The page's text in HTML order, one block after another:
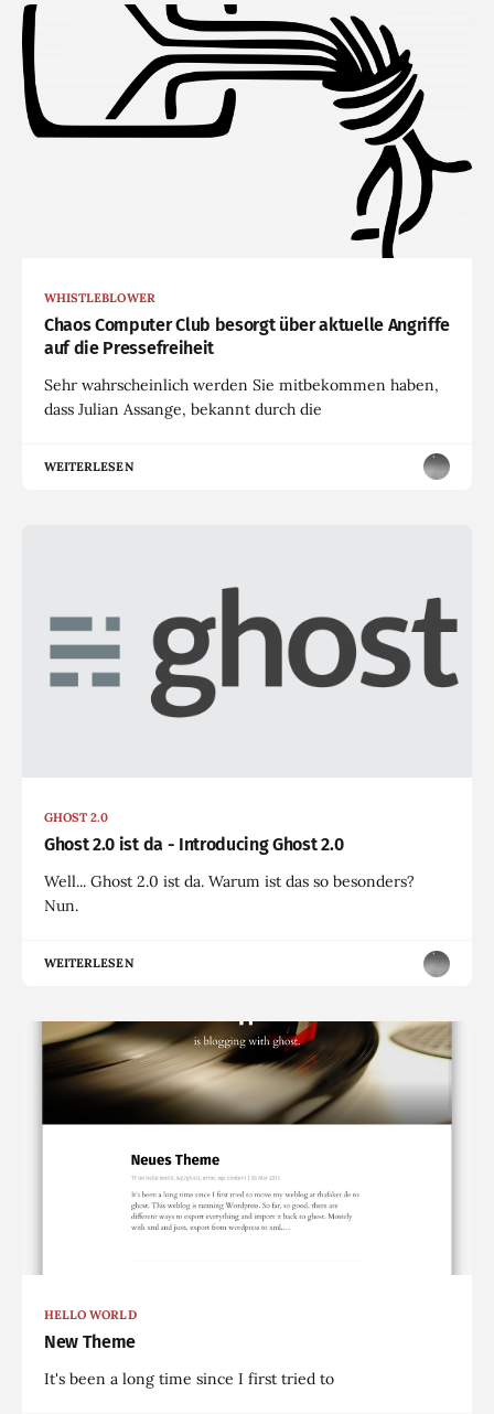
WHISTLEBLOWER
Chaos Computer Club besorgt über aktuelle Angriffe
auf die Pressefreiheit
Sehr wahrscheinlich werden Sie mitbekommen haben,
dass Julian Assange, bekannt durch die
WEITERLESEN
GHOST 2.0
Ghost 2.0 ist da - Introducing Ghost 2.0
Well... Ghost 2.0 ist da. Warum ist das so besonders?
Nun.
WEITERLESEN
HELLO WORLD
New Theme
It's been a long time since I first tried to